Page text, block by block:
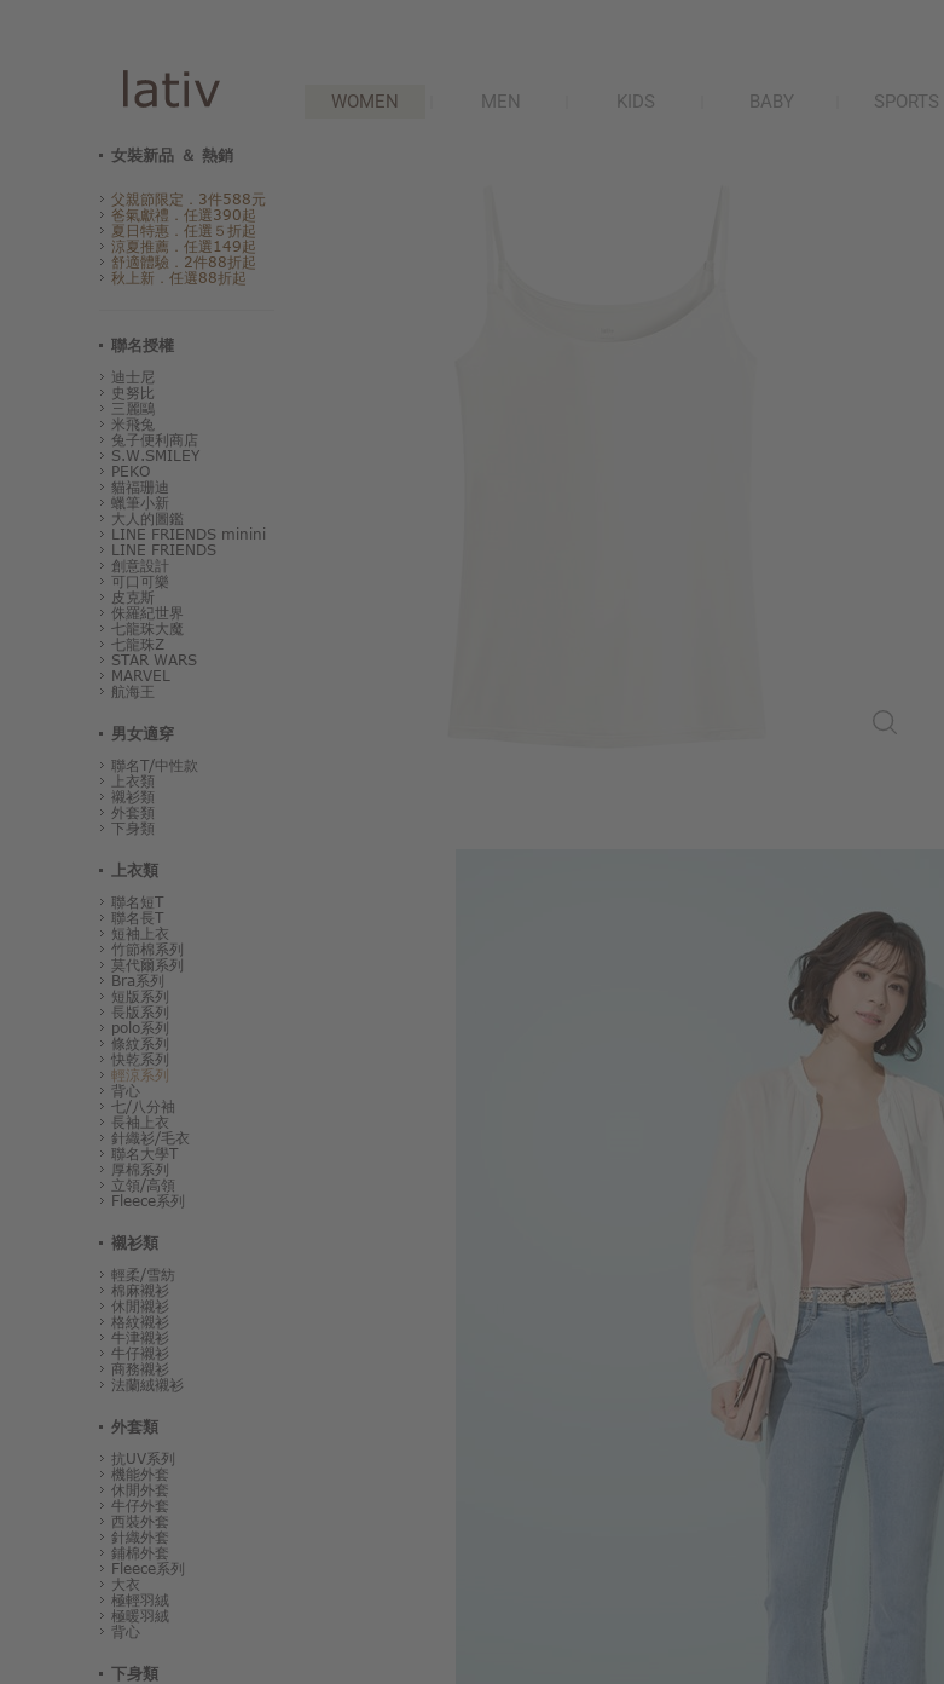
WOMEN MEN KIDS BABY SPORTS
女裝新品 ＆ 熱銷
父親節限定．3件588元
爸氣獻禮．任選390起
夏日特惠．任選５折起
涼夏推薦．任選149起
舒適體驗．2件88折起
秋上新．任選88折起
聯名授權
迪士尼
史努比
三麗鷗
米飛兔
兔子便利商店
S.W.SMILEY
PEKO
貓福珊迪
蠟筆小新
大人的圖鑑
LINE FRIENDS minini
LINE FRIENDS
創意設計
可口可樂
皮克斯
侏羅紀世界
七龍珠大魔
七龍珠Z
STAR WARS
MARVEL
航海王
男女適穿
聯名T/中性款
上衣類
襯衫類
外套類
下身類
上衣類
聯名短T
聯名長T
短袖上衣
竹節棉系列
莫代爾系列
Bra系列
短版系列
長版系列
polo系列
條紋系列
快乾系列
輕涼系列
背心
七/八分袖
長袖上衣
針織衫/毛衣
聯名大學T
厚棉系列
立領/高領
Fleece系列
襯衫類
輕柔/雪紡
棉麻襯衫
休閒襯衫
格紋襯衫
牛津襯衫
牛仔襯衫
商務襯衫
法蘭絨襯衫
外套類
抗UV系列
機能外套
休閒外套
牛仔外套
西裝外套
針織外套
鋪棉外套
Fleece系列
大衣
極輕羽絨
極暖羽絨
背心
下身類